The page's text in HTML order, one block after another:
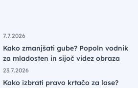
7.7.2026
Kako zmanjšati gube? Popoln vodnik
za mladosten in sijoč videz obraza
23.7.2026
Kako izbrati pravo krtačo za lase?